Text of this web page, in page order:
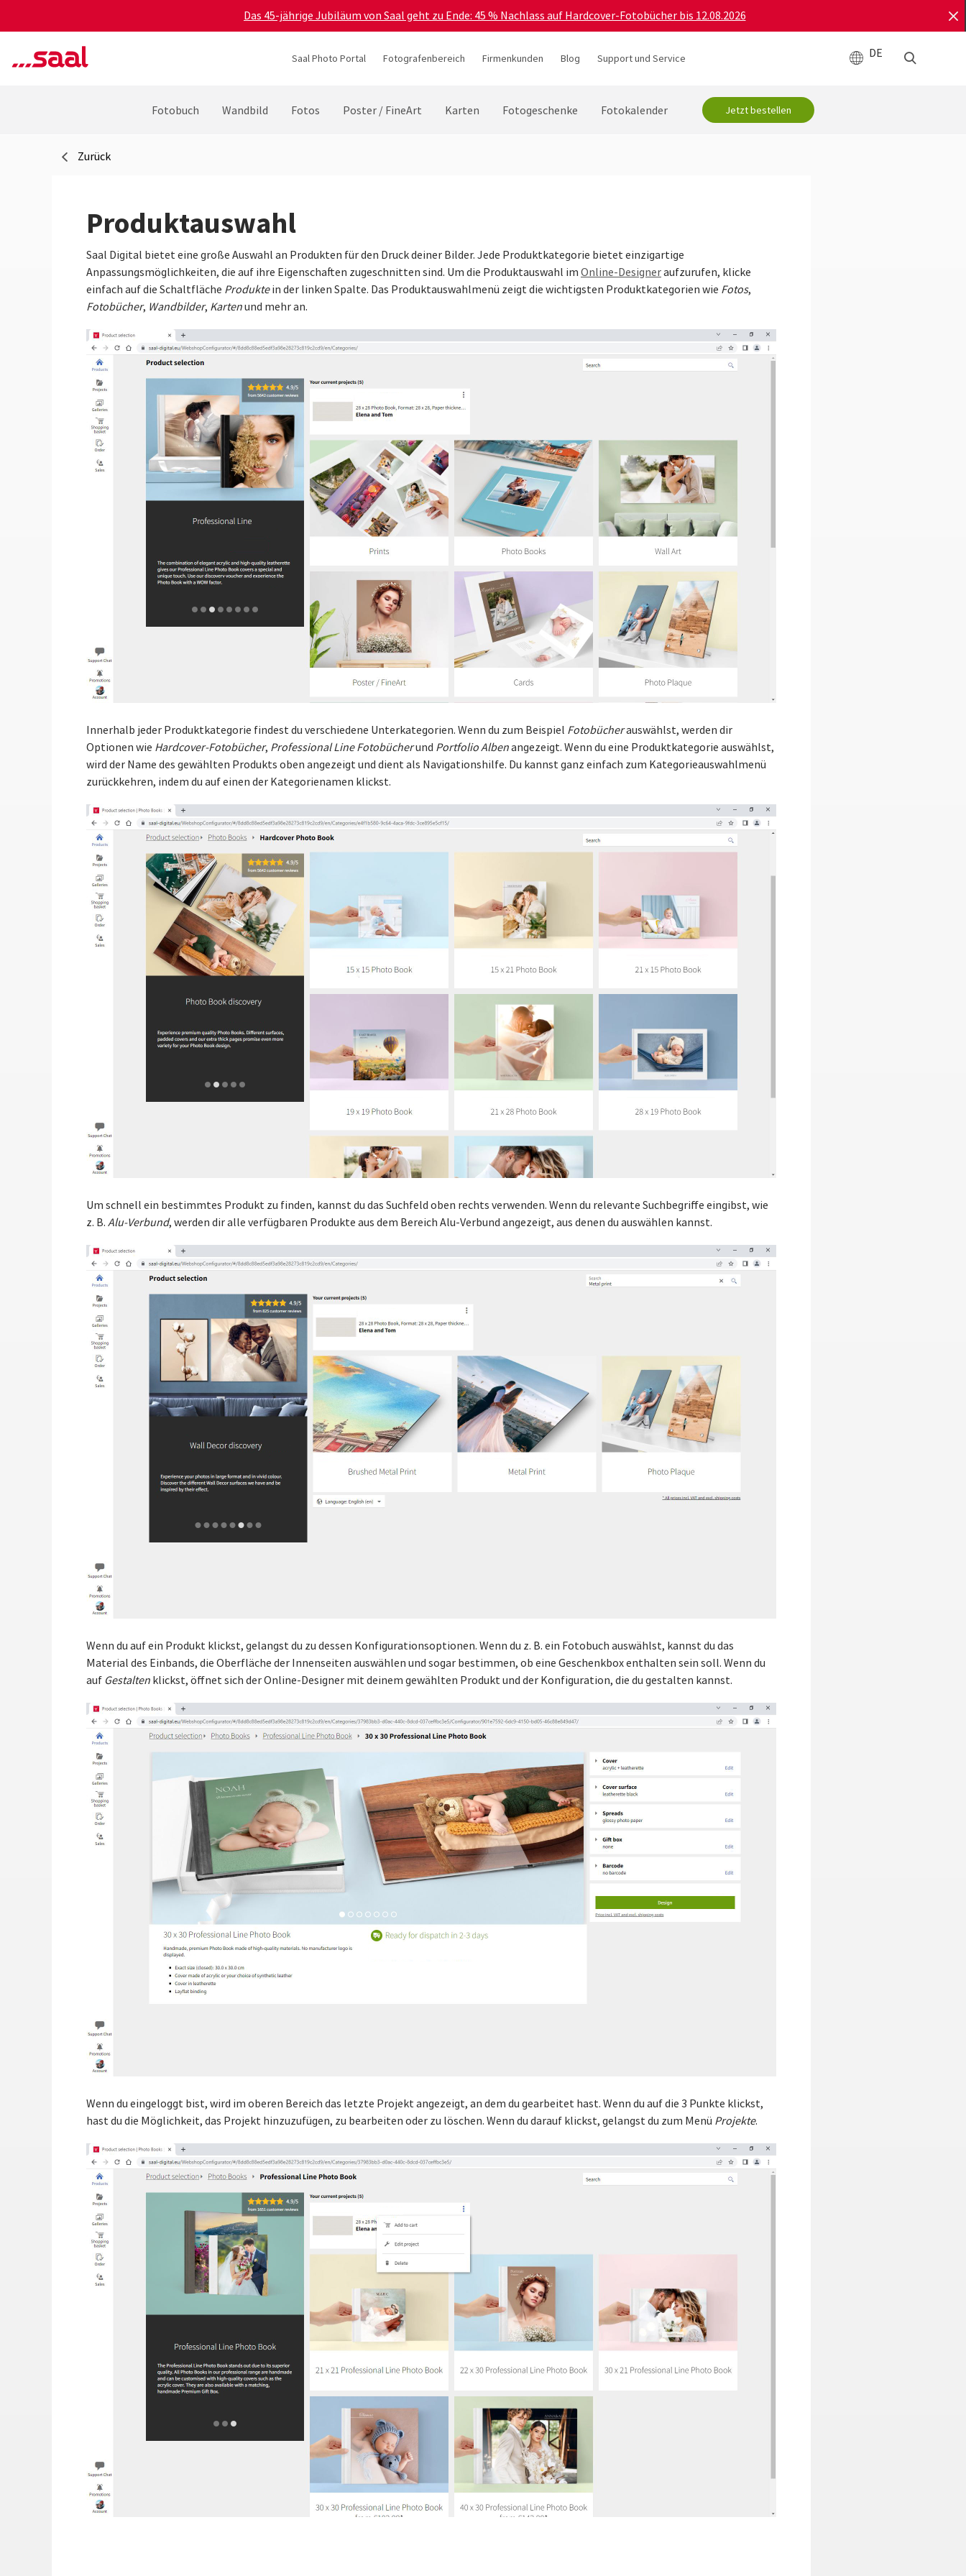
Das 45-jährige Jubiläum von Saal geht zu Ende: 45 % Nachlass auf Hardcover-Fotobücher bis 12.08.2026
Saal Photo Portal Fotografenbereich Firmenkunden Blog Support und Service DE
Fotobuch Wandbild Fotos Poster / FineArt Karten Fotogeschenke Fotokalender Jetzt bestellen
Zurück
Produktauswahl
Saal Digital bietet eine große Auswahl an Produkten für den Druck deiner Bilder. Jede Produktkategorie bietet einzigartige
Anpassungsmöglichkeiten, die auf ihre Eigenschaften zugeschnitten sind. Um die Produktauswahl im Online-Designeraufzurufen, klicke
einfach auf die Schaltfläche Produktein der linken Spalte. Das Produktauswahlmenü zeigt die wichtigsten Produktkategorien wie Fotos,
Fotobücher, Wandbilder, Kartenund mehr an.
Innerhalb jeder Produktkategorie findest du verschiedene Unterkategorien. Wenn du zum Beispiel Fotobücherauswählst, werden dir
Optionen wie Hardcover-Fotobücher, Professional Line Fotobücherund Portfolio Albenangezeigt. Wenn du eine Produktkategorie auswählst,
wird der Name des gewählten Produkts oben angezeigt und dient als Navigationshilfe. Du kannst ganz einfach zum Kategorieauswahlmenü
zurückkehren, indem du auf einen der Kategorienamen klickst.
Um schnell ein bestimmtes Produkt zu finden, kannst du das Suchfeld oben rechts verwenden. Wenn du relevante Suchbegriffe eingibst, wie
z. B. Alu-Verbund, werden dir alle verfügbaren Produkte aus dem Bereich Alu-Verbund angezeigt, aus denen du auswählen kannst.
Wenn du auf ein Produkt klickst, gelangst du zu dessen Konfigurationsoptionen. Wenn du z. B. ein Fotobuch auswählst, kannst du das
Material des Einbands, die Oberfläche der Innenseiten auswählen und sogar bestimmen, ob eine Geschenkbox enthalten sein soll. Wenn du
auf Gestalten klickst, öffnet sich der Online-Designer mit deinem gewählten Produkt und der Konfiguration, die du gestalten kannst.
Wenn du eingeloggt bist, wird im oberen Bereich das letzte Projekt angezeigt, an dem du gearbeitet hast. Wenn du auf die 3 Punkte klickst,
hast du die Möglichkeit, das Projekt hinzuzufügen, zu bearbeiten oder zu löschen. Wenn du darauf klickst, gelangst du zum Menü Projekte.